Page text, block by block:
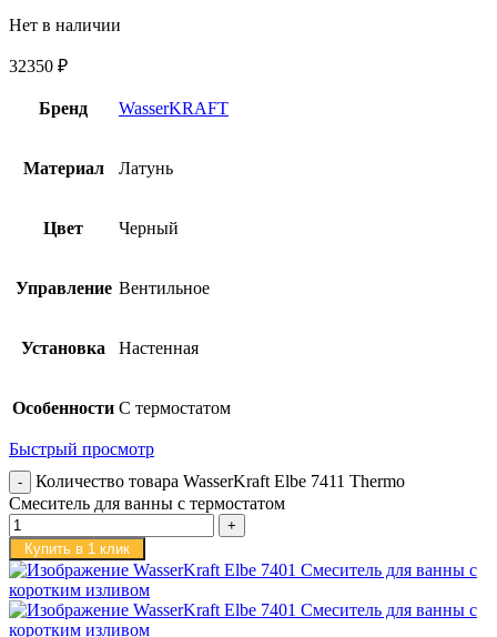
Нет в наличии
32350 ₽
Бренд WasserKRAFT
Материал Латунь
Цвет Черный
Управление Вентильное
Установка Настенная
Особенности С термостатом
Быстрый просмотр
Количество товара WasserKraft Elbe 7411 Thermo
Смеситель для ванны с термостатом
Купить в 1 клик